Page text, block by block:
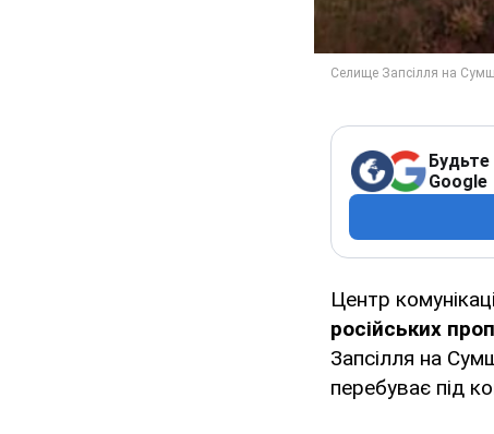
Будьте
Google
Центр
російських
Запсілля на
перебуває під